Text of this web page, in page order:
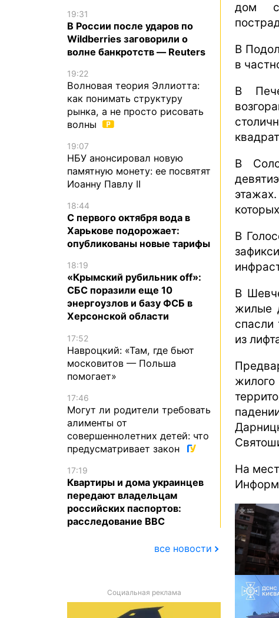
дом с
В
в
В
В
В
В
жилые
спасли
из
На
19:31
В России после ударов по
Wildberries заговорили о
волне банкротств — Reuters
19:22
Волновая теория Эллиотта:
как понимать структуру
рынка, а не просто рисовать
волны
19:07
НБУ анонсировал новую
памятную монету: ее посвятят
Иоанну Павлу II
18:44
С первого октября вода в
Харькове подорожает:
опубликованы новые тарифы
18:19
«Крымский рубильник off»:
СБС поразили еще 10
энергоузлов и базу ФСБ в
Херсонской области
17:52
Навроцкий: «Там, где бьют
московитов — Польша
помогает»
17:46
Могут ли родители требовать
алименты от
совершеннолетних детей: что
предусматривает закон
17:19
Квартиры и дома украинцев
передают владельцам
российских паспортов:
расследование BBC
все новости
Социальная реклама